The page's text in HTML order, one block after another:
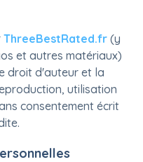
ThreeBestRated.fr(y
et autres matériaux)
droit d'auteur et la
utilisation
consentement écrit